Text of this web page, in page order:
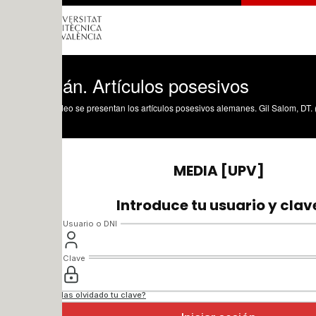
Artículos posesivos
se presentan los artículos posesivos alemanes. Gil Salom, DT. (2021).